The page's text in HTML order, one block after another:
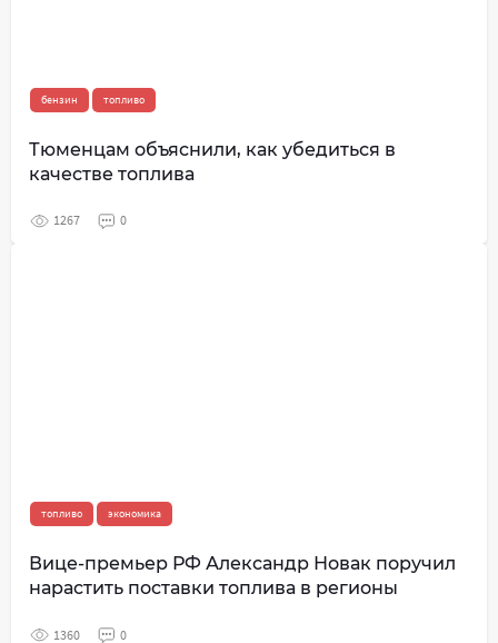
бензин топливо
Тюменцам объяснили, как убедиться в
качестве топлива
1267 0
топливо экономика
Вице-премьер РФ Александр Новак поручил
нарастить поставки топлива в регионы
1360 0